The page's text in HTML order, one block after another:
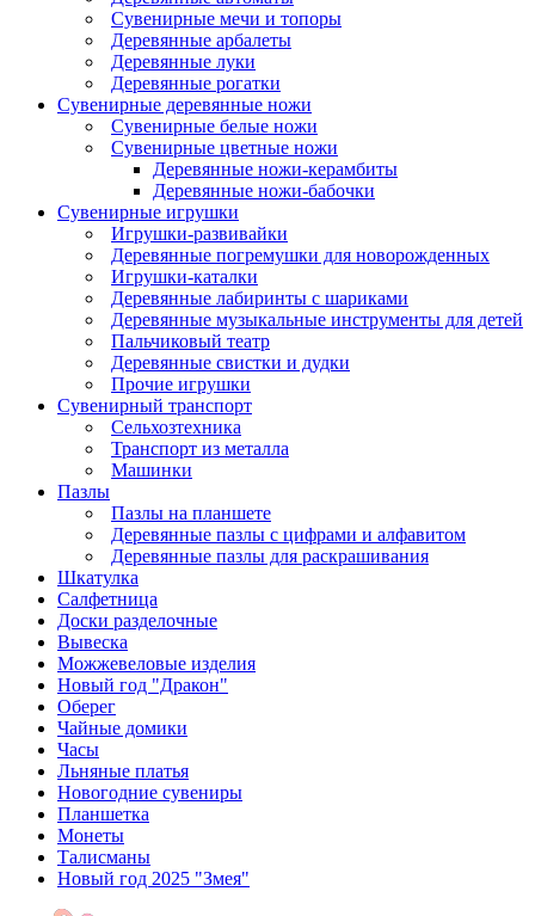
Сувенирные мечи и топоры
Деревянные арбалеты
Деревянные луки
Деревянные рогатки
Сувенирные деревянные ножи
Сувенирные белые ножи
Сувенирные цветные ножи
Деревянные ножи-керамбиты
Деревянные ножи-бабочки
Сувенирные игрушки
Игрушки-развивайки
Деревянные погремушки для новорожденных
Игрушки-каталки
Деревянные лабиринты с шариками
Деревянные музыкальные инструменты для детей
Пальчиковый театр
Деревянные свистки и дудки
Прочие игрушки
Сувенирный транспорт
Сельхозтехника
Транспорт из металла
Машинки
Пазлы
Пазлы на планшете
Деревянные пазлы с цифрами и алфавитом
Деревянные пазлы для раскрашивания
Шкатулка
Салфетница
Доски разделочные
Вывеска
Можжевеловые изделия
Новый год "Дракон"
Оберег
Чайные домики
Часы
Льняные платья
Новогодние сувениры
Планшетка
Монеты
Талисманы
Новый год 2025 "Змея"